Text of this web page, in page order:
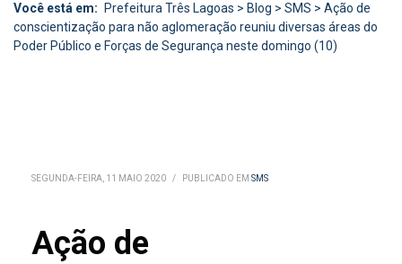
Você está em: Prefeitura Três Lagoas > Blog > SMS > Ação de
conscientização para não aglomeração reuniu diversas áreas do
Poder Público e Forças de Segurança neste domingo (10)
SEGUNDA-FEIRA, 11 MAIO 2020 / PUBLICADO EM SMS
Ação de